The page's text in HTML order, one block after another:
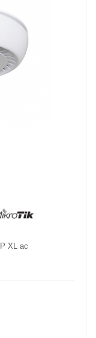
XL ac